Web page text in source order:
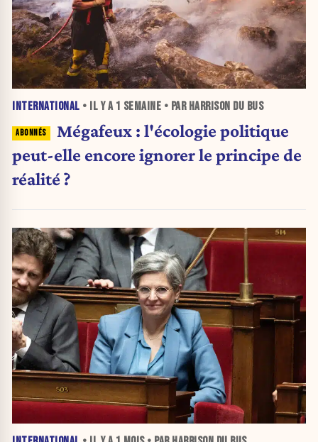
INTERNATIONAL • IL Y A 1 SEMAINE • PAR HARRISON DU BUS
Mégafeux : l'écologie politique
peut-elle encore ignorer le principe de
réalité ?